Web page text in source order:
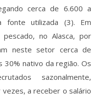
cerca de 6.600 a
fonte utilizada (3). Em
no Alasca, por
neste setor cerca de
30% nativo da região. Os
sazonalmente,
a receber o salário